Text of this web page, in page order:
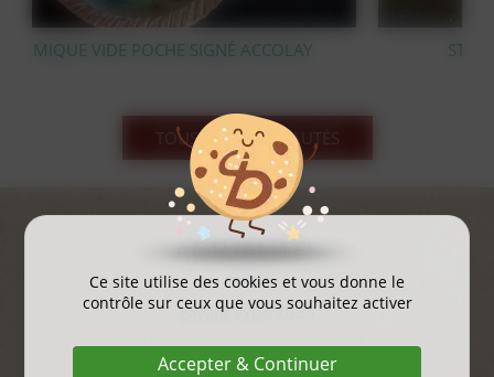
Ce site utilise des cookies et vous donne le
contrôle sur ceux que vous souhaitez activer
Accepter & Continuer
STATUE OURS POLAIRE EN BRONZE
TOUS LES NOUVEAUTÉS
ACTUALITÉS
gayant expo 2025
...